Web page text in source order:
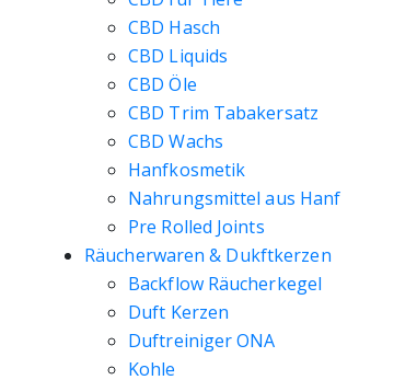
CBD Hasch
CBD Liquids
CBD Öle
CBD Trim Tabakersatz
CBD Wachs
Hanfkosmetik
Nahrungsmittel aus Hanf
Pre Rolled Joints
Räucherwaren & Dukftkerzen
Backflow Räucherkegel
Duft Kerzen
Duftreiniger ONA
Kohle